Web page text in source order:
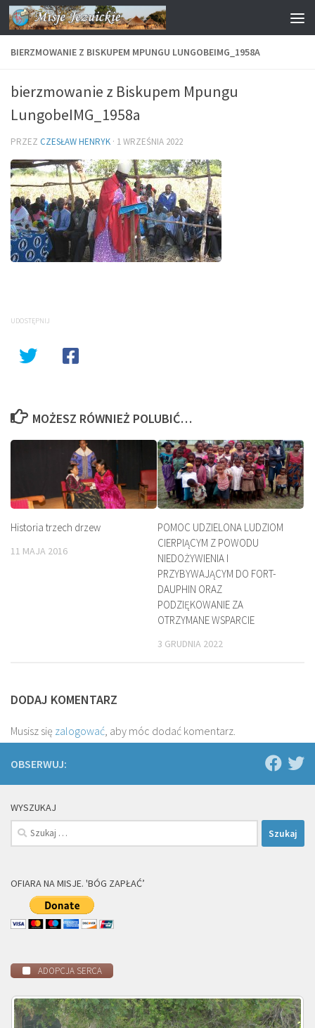
Przejdź do treści
BIERZMOWANIE Z BISKUPEM MPUNGU LUNGOBEIMG_1958A
bierzmowanie z Biskupem Mpungu
LungobeIMG_1958a
PRZEZ CZESŁAW HENRYK · 1 WRZEŚNIA 2022
UDOSTĘPNIJ
MOŻESZ RÓWNIEŻ POLUBIĆ…
Historia trzech drzew
11 MAJA 2016
POMOC UDZIELONA LUDZIOM
CIERPIĄCYM Z POWODU
NIEDOŻYWIENIA I
PRZYBYWAJĄCYM DO FORT-
DAUPHIN ORAZ
PODZIĘKOWANIE ZA
OTRZYMANE WSPARCIE
3 GRUDNIA 2022
DODAJ KOMENTARZ
Musisz się zalogować, aby móc dodać komentarz.
OBSERWUJ:
WYSZUKAJ
Szukaj:
OFIARA NA MISJE. 'BÓG ZAPŁAĆ’
ADOPCJA SERCA